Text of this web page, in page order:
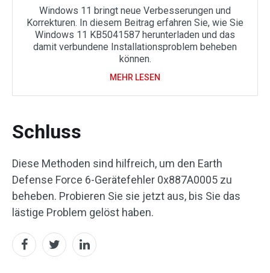
Windows 11 bringt neue Verbesserungen und
Korrekturen. In diesem Beitrag erfahren Sie, wie Sie
Windows 11 KB5041587 herunterladen und das
damit verbundene Installationsproblem beheben
können.
MEHR LESEN
Schluss
Diese Methoden sind hilfreich, um den Earth
Defense Force 6-Gerätefehler 0x887A0005 zu
beheben. Probieren Sie sie jetzt aus, bis Sie das
lästige Problem gelöst haben.